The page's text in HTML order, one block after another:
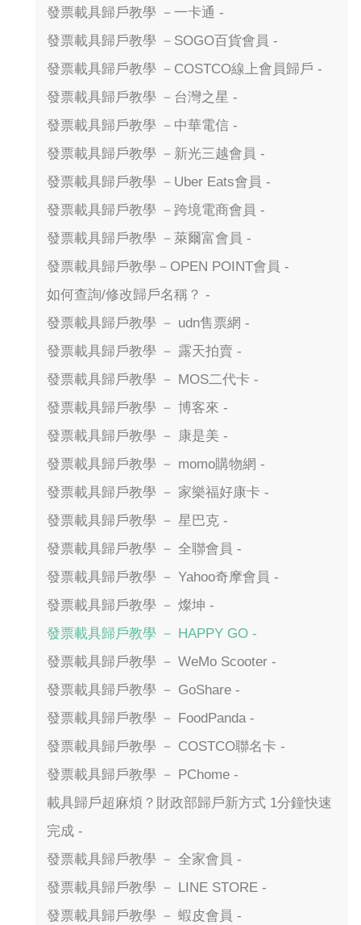
發票載具歸戶教學 －一卡通 -
發票載具歸戶教學 －SOGO百貨會員 -
發票載具歸戶教學 －COSTCO線上會員歸戶 -
發票載具歸戶教學 －台灣之星 -
發票載具歸戶教學 －中華電信 -
發票載具歸戶教學 －新光三越會員 -
發票載具歸戶教學 －Uber Eats會員 -
發票載具歸戶教學 －跨境電商會員 -
發票載具歸戶教學 －萊爾富會員 -
發票載具歸戶教學－OPEN POINT會員 -
如何查詢/修改歸戶名稱？ -
發票載具歸戶教學 － udn售票網 -
發票載具歸戶教學 － 露天拍賣 -
發票載具歸戶教學 － MOS二代卡 -
發票載具歸戶教學 － 博客來 -
發票載具歸戶教學 － 康是美 -
發票載具歸戶教學 － momo購物網 -
發票載具歸戶教學 － 家樂福好康卡 -
發票載具歸戶教學 － 星巴克 -
發票載具歸戶教學 － 全聯會員 -
發票載具歸戶教學 － Yahoo奇摩會員 -
發票載具歸戶教學 － 燦坤 -
發票載具歸戶教學 － HAPPY GO -
發票載具歸戶教學 － WeMo Scooter -
發票載具歸戶教學 － GoShare -
發票載具歸戶教學 － FoodPanda -
發票載具歸戶教學 － COSTCO聯名卡 -
發票載具歸戶教學 － PChome -
載具歸戶超麻煩？財政部歸戶新方式 1分鐘快速
完成 -
發票載具歸戶教學 － 全家會員 -
發票載具歸戶教學 － LINE STORE -
發票載具歸戶教學 － 蝦皮會員 -